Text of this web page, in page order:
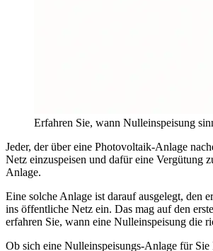
Erfahren Sie, wann Nulleinspeisung
Jeder, der über eine Photovoltaik-Anlage
Netz einzuspeisen und dafür eine Vergütung
Anlage.
Eine solche Anlage ist darauf ausgelegt, den
ins öffentliche Netz ein. Das mag auf den
erfahren Sie, wann eine Nulleinspeisung die
Ob sich eine Nulleinspeisungs-Anlage für